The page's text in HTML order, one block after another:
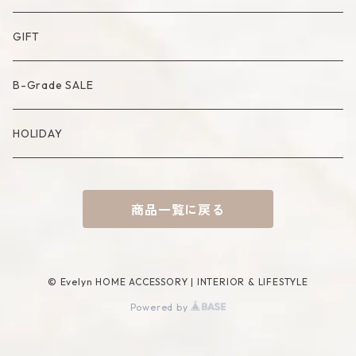
Cutlery
Compote・Cake Stand
Placemat
Artificial Bouquet
Candle
Candle Accessory
Basket
Incense Accessory
Lamp
Object
Mirror
Mat
Bag
Socks
GIFT
B-Grade SALE
HOLIDAY
商品一覧に戻る
© Evelyn HOME ACCESSORY | INTERIOR & LIFESTYLE
Powered by